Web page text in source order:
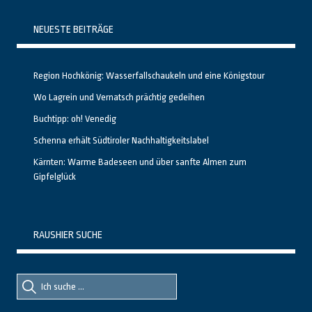
NEUESTE BEITRÄGE
Region Hochkönig: Wasserfallschaukeln und eine Königstour
Wo Lagrein und Vernatsch prächtig gedeihen
Buchtipp: oh! Venedig
Schenna erhält Südtiroler Nachhaltigkeitslabel
Kärnten: Warme Badeseen und über sanfte Almen zum
Gipfelglück
RAUSHIER SUCHE
Suche
nach::
Suche
nach: